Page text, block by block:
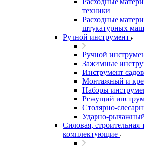
Расходные
техники
Расходные
штукатурных
Ручной инструмент
Ручной
Зажимные
Инструмент
Монтажный и
Наборы
Режущий
Столярно-
Ударно-
Силовая, строительная
комплектующие